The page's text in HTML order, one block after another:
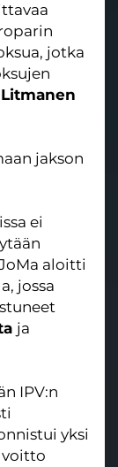
jotka
jakson
ei
aloitti
jossa
ja
IPV:n
yksi